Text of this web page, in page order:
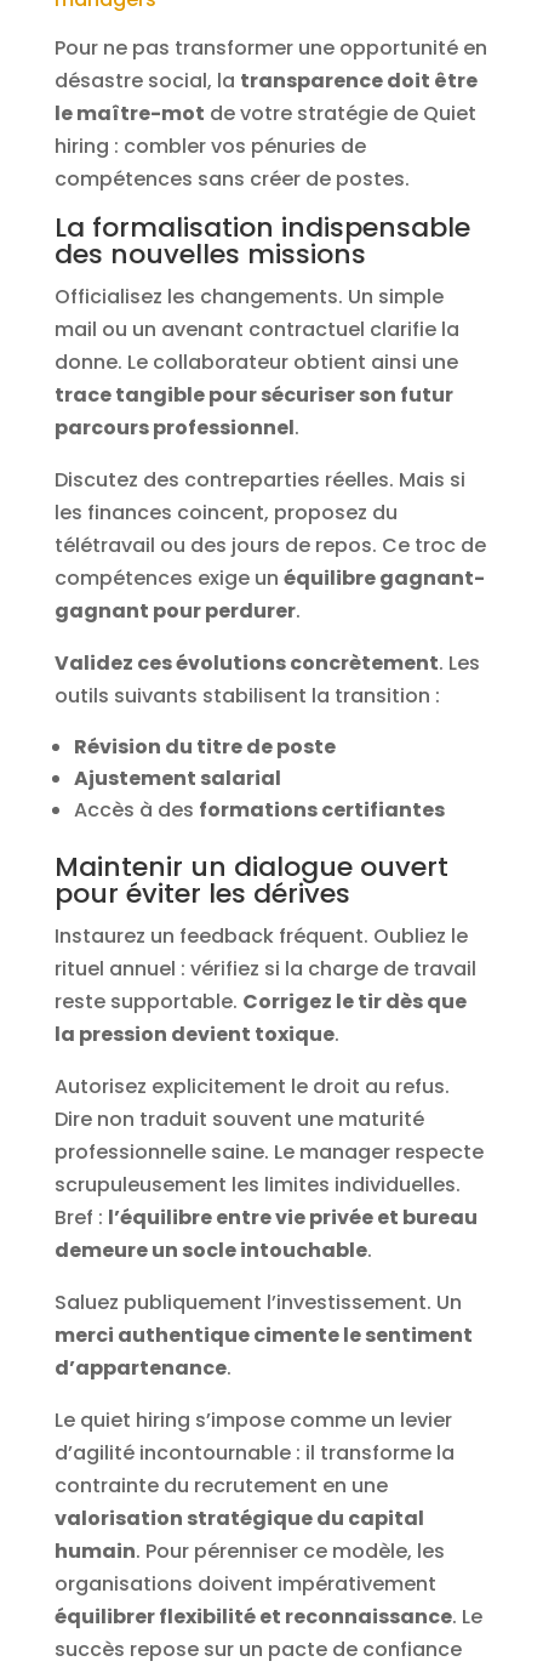
Pour ne pas transformer une opportunité en
désastre social, la transparence doit être
le maître-mot de votre stratégie de Quiet
hiring : combler vos pénuries de
compétences sans créer de postes.
La formalisation indispensable
des nouvelles missions
Officialisez les changements. Un simple
mail ou un avenant contractuel clarifie la
donne. Le collaborateur obtient ainsi une
trace tangible pour sécuriser son futur
parcours professionnel.
Discutez des contreparties réelles. Mais si
les finances coincent, proposez du
télétravail ou des jours de repos. Ce troc de
compétences exige un équilibre gagnant-
gagnant pour perdurer.
Validez ces évolutions concrètement. Les
outils suivants stabilisent la transition :
Révision du titre de poste
Ajustement salarial
Accès à des formations certifiantes
Maintenir un dialogue ouvert
pour éviter les dérives
Instaurez un feedback fréquent. Oubliez le
rituel annuel : vérifiez si la charge de travail
reste supportable. Corrigez le tir dès que
la pression devient toxique.
Autorisez explicitement le droit au refus.
Dire non traduit souvent une maturité
professionnelle saine. Le manager respecte
scrupuleusement les limites individuelles.
Bref : l’équilibre entre vie privée et bureau
demeure un socle intouchable.
Saluez publiquement l’investissement. Un
merci authentique cimente le sentiment
d’appartenance.
Le quiet hiring s’impose comme un levier
d’agilité incontournable : il transforme la
contrainte du recrutement en une
valorisation stratégique du capital
humain. Pour pérenniser ce modèle, les
organisations doivent impérativement
équilibrer flexibilité et reconnaissance. Le
succès repose sur un pacte de confiance